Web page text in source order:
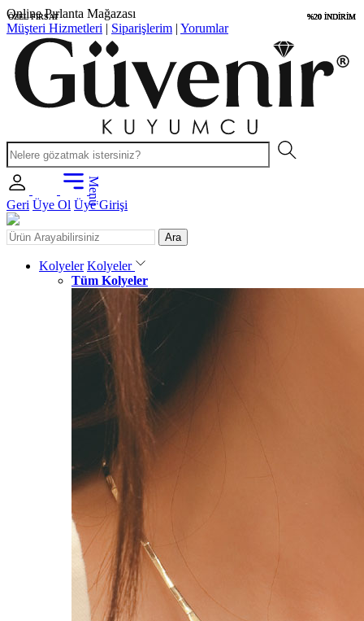
Uygun Fiyatlar
Müşteri Hizmetleri | Siparişlerim | Yorumlar
Menü
Geri Üye Ol Üye Girişi
Ara
Kolyeler Kolyeler
Tüm Kolyeler
%20 İNDİRİM
ÖZEL FIRSAT %20 İNDİRİM
ÖZEL FIRSAT %20 İNDİRİM
%20 İNDİRİM